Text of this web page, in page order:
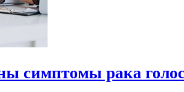
симптомы рака